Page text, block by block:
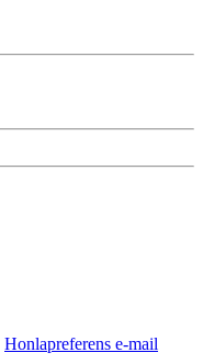
Honlapreferens e-mail